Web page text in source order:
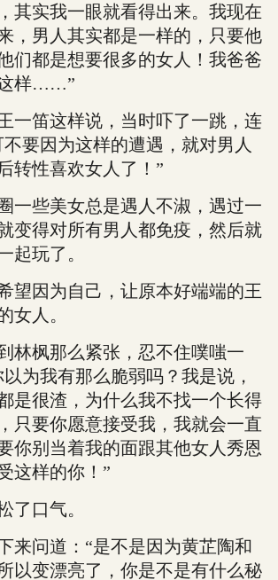
其实我一眼就看得出来。我现在
，男人其实都是一样的，只要他
们都是想要很多的女人！我爸爸
样……”
笛这样说，当时吓了一跳，连
要因为这样的遭遇，就对男人
转性喜欢女人了！”
些美女总是遇人不淑，遇过一
变得对所有男人都免疫，然后就
起玩了。
因为自己，让原本好端端的王
女人。
枫那么紧张，忍不住噗嗤一
为我有那么脆弱吗？我是说，
是很渣，为什么我不找一个长得
只要你愿意接受我，我就会一直
你别当着我的面跟其他女人秀恩
这样的你！”
口气。
问道：“是不是因为黄芷陶和
以变漂亮了，你是不是有什么秘